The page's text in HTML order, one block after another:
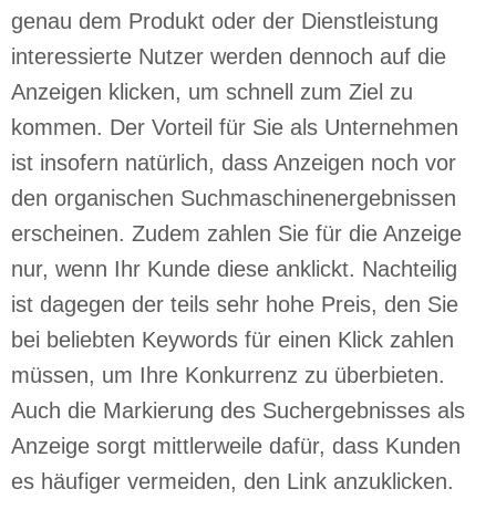
genau dem Produkt oder der Dienstleistung
interessierte Nutzer werden dennoch auf die
Anzeigen klicken, um schnell zum Ziel zu
kommen. Der Vorteil für Sie als Unternehmen
ist insofern natürlich, dass Anzeigen noch vor
den organischen Suchmaschinenergebnissen
erscheinen. Zudem zahlen Sie für die Anzeige
nur, wenn Ihr Kunde diese anklickt. Nachteilig
ist dagegen der teils sehr hohe Preis, den Sie
bei beliebten Keywords für einen Klick zahlen
müssen, um Ihre Konkurrenz zu überbieten.
Auch die Markierung des Suchergebnisses als
Anzeige sorgt mittlerweile dafür, dass Kunden
es häufiger vermeiden, den Link anzuklicken.